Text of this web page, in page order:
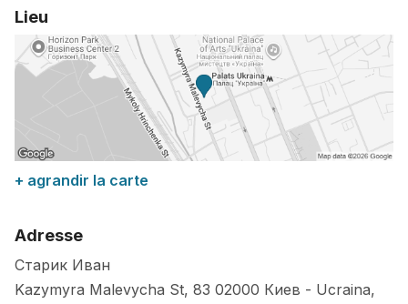
Lieu
+ agrandir la carte
Adresse
Старик Иван
Kazymyra Malevycha St, 83 02000 Киев - Ucraina,